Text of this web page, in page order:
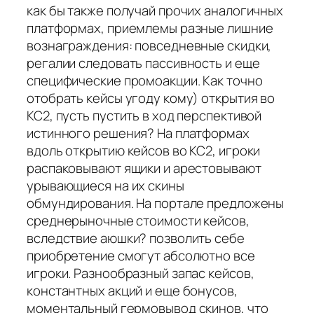
как бы также получай прочих аналогичных
платформах, приемлемы разные лишние
вознаграждения: повседневные скидки,
регалии следовать пассивность и еще
специфические промоакции. Как точно
отобрать кейсы угоду кому) открытия во
КС2, пусть пустить в ход перспективой
истинного решения? На платформах
вдоль открытию кейсов во КС2, игроки
распаковывают ящики и арестовывают
урывающиеся на их скины
обмундирования. На портале предложены
среднерыночные стоимости кейсов,
вследствие аюшки? позволить себе
приобретение смогут абсолютно все
игроки. Разнообразный запас кейсов,
константных акций и еще бонусов,
моментальный гермовывод скинов, что